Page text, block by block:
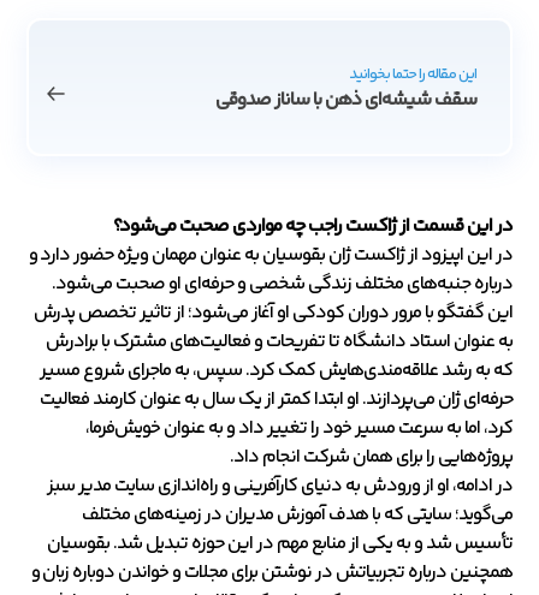
این مقاله را حتما بخوانید
سقف شیشه‌ای ذهن با ساناز صدوقی
در این قسمت از ژاکست راجب چه مواردی صحبت می‌شود؟
در این اپیزود از ژاکست ژان بقوسیان به عنوان مهمان ویژه حضور دارد و
درباره جنبه‌های مختلف زندگی شخصی و حرفه‌ای او صحبت می‌شود.
این گفتگو با مرور دوران کودکی او آغاز می‌شود؛ از تاثیر تخصص پدرش
به عنوان استاد دانشگاه تا تفریحات و فعالیت‌های مشترک با برادرش
که به رشد علاقه‌مندی‌هایش کمک کرد. سپس، به ماجرای شروع مسیر
حرفه‌ای ژان می‌پردازند. او ابتدا کمتر از یک سال به عنوان کارمند فعالیت
کرد، اما به سرعت مسیر خود را تغییر داد و به عنوان خویش‌فرما،
پروژه‌هایی را برای همان شرکت انجام داد.
در ادامه، او از ورودش به دنیای کارآفرینی و راه‌اندازی سایت مدیر سبز
می‌گوید؛ سایتی که با هدف آموزش مدیران در زمینه‌های مختلف
تأسیس شد و به یکی از منابع مهم در این حوزه تبدیل شد. بقوسیان
همچنین درباره تجربیاتش در نوشتن برای مجلات و خواندن دوباره زبان و